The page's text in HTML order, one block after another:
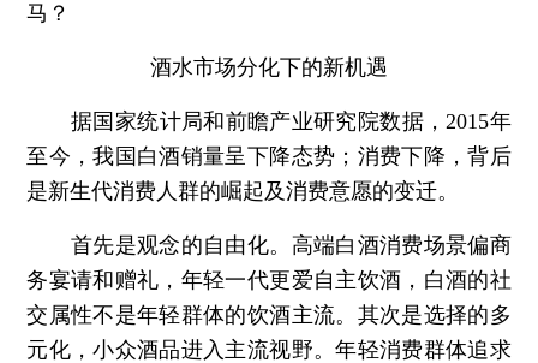
马？
酒水市场分化下的新机遇
据国家统计局和前瞻产业研究院数据，2015年
至今，我国白酒销量呈下降态势；消费下降，背后
是新生代消费人群的崛起及消费意愿的变迁。
首先是观念的自由化。高端白酒消费场景偏商
务宴请和赠礼，年轻一代更爱自主饮酒，白酒的社
交属性不是年轻群体的饮酒主流。其次是选择的多
元化，小众酒品进入主流视野。年轻消费群体追求